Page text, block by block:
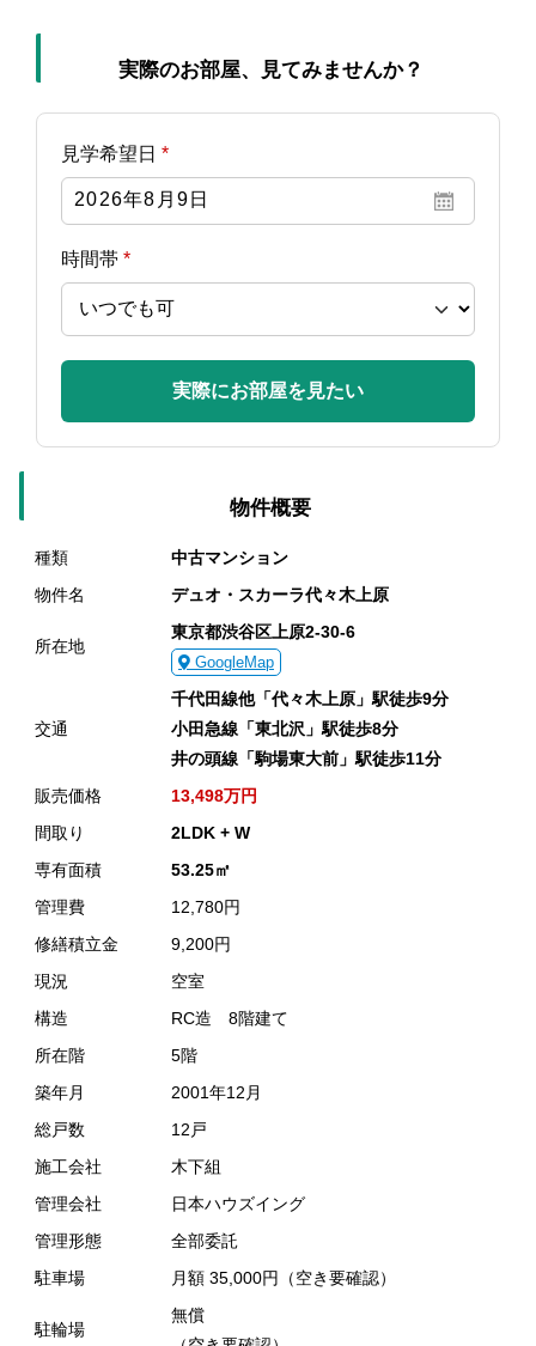
実際のお部屋、見てみませんか？
見学希望日 *
時間帯 *
実際にお部屋を見たい
物件概要
種類
中古マンション
物件名
デュオ・スカーラ代々木上原
所在地
東京都渋谷区上原2-30-6
GoogleMap
交通
千代田線他「代々木上原」駅徒歩9分
小田急線「東北沢」駅徒歩8分
井の頭線「駒場東大前」駅徒歩11分
販売価格
13,498万円
間取り
2LDK + W
専有面積
53.25㎡
管理費
12,780円
修繕積立金
9,200円
現況
空室
構造
RC造 8階建て
所在階
5階
築年月
2001年12月
総戸数
12戸
施工会社
木下組
管理会社
日本ハウズイング
管理形態
全部委託
駐車場
月額 35,000円（空き要確認）
駐輪場
無償